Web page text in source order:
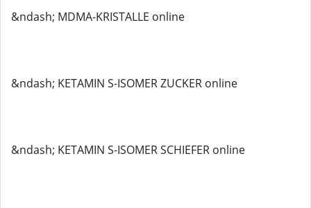
&ndash; MDMA-KRISTALLE online
&ndash; KETAMIN S-ISOMER ZUCKER online
&ndash; KETAMIN S-ISOMER SCHIEFER online